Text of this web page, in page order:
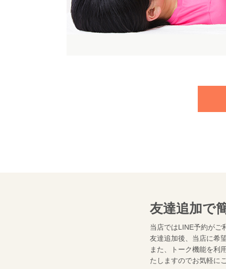
友達追加で
当店ではLINE予約がご
友達追加後、当店に希
また、トーク機能を利
たしますのでお気軽に